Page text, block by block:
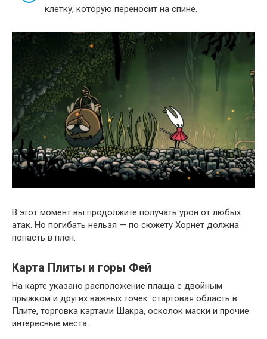
клетку, которую переносит на спине.
В этот момент вы продолжите получать урон от любых
атак. Но погибать нельзя — по сюжету Хорнет должна
попасть в плен.
Карта Плиты и горы Фей
На карте указано расположение плаща с двойным
прыжком и других важных точек: стартовая область в
Плите, торговка картами Шакра, осколок маски и прочие
интересные места.